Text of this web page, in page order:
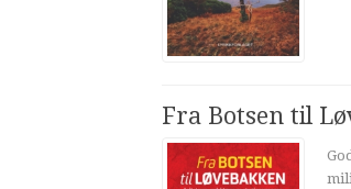
Fra Botsen til